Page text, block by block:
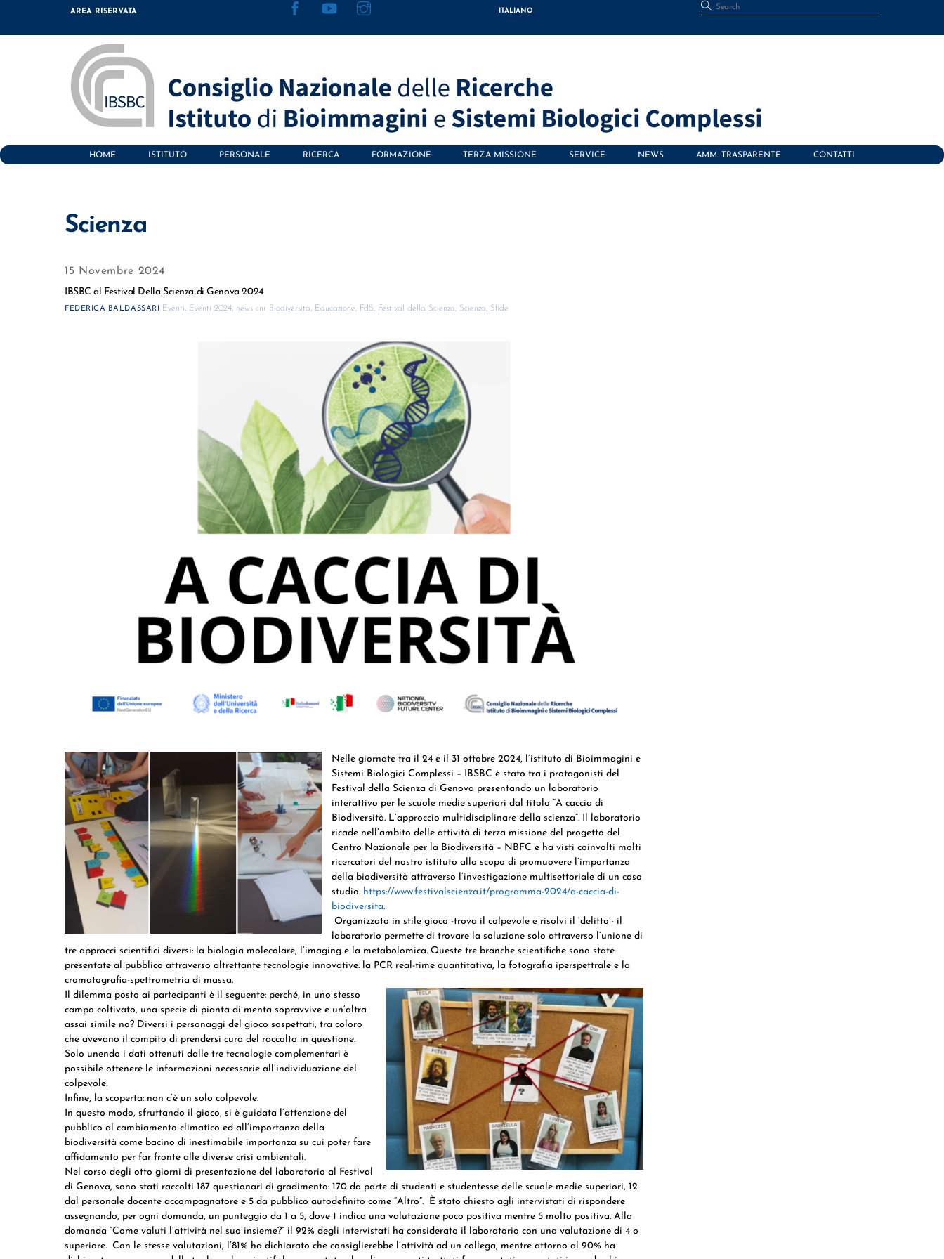
content
AREA RISERVATA ITALIANO
HOME ISTITUTO PERSONALE RICERCA FORMAZIONE TERZA MISSIONE SERVICE NEWS AMM. TRASPARENTE CONTATTI
Scienza
15 Novembre 2024
IBSBC al Festival Della Scienza di Genova 2024
FEDERICA BALDASSARI Eventi, Eventi 2024, news cnr Biodiversità, Educazione, FdS, Festival della Scienza, Scienza, Sfide
Nelle giornate tra il 24 e il 31 ottobre 2024, l’istituto di Bioimmagini e
Sistemi Biologici Complessi – IBSBC è stato tra i protagonisti del
Festival della Scienza di Genova presentando un laboratorio
interattivo per le scuole medie superiori dal titolo “A caccia di
Biodiversità. L’approccio multidisciplinare della scienza”. Il laboratorio
ricade nell’ambito delle attività di terza missione del progetto del
Centro Nazionale per la Biodiversità – NBFC e ha visti coinvolti molti
ricercatori del nostro istituto allo scopo di promuovere l’importanza
della biodiversità attraverso l’investigazione multisettoriale di un caso
studio. https://www.festivalscienza.it/programma-2024/a-caccia-di-
biodiversita.
Organizzato in stile gioco -trova il colpevole e risolvi il ‘delitto’- il
laboratorio permette di trovare la soluzione solo attraverso l’unione di
tre approcci scientifici diversi: la biologia molecolare, l’imaging e la metabolomica. Queste tre branche scientifiche sono state
presentate al pubblico attraverso altrettante tecnologie innovative: la PCR real-time quantitativa, la fotografia iperspettrale e la
cromatografia-spettrometria di massa.
Il dilemma posto ai partecipanti è il seguente: perché, in uno stesso
campo coltivato, una specie di pianta di menta sopravvive e un’altra
assai simile no? Diversi i personaggi del gioco sospettati, tra coloro
che avevano il compito di prendersi cura del raccolto in questione.
Solo unendo i dati ottenuti dalle tre tecnologie complementari è
possibile ottenere le informazioni necessarie all’individuazione del
colpevole.
Infine, la scoperta: non c’è un solo colpevole.
In questo modo, sfruttando il gioco, si è guidata l’attenzione del
pubblico al cambiamento climatico ed all’importanza della
biodiversità come bacino di inestimabile importanza su cui poter fare
affidamento per far fronte alle diverse crisi ambientali.
Nel corso degli otto giorni di presentazione del laboratorio al Festival
di Genova, sono stati raccolti 187 questionari di gradimento: 170 da parte di studenti e studentesse delle scuole medie superiori, 12
dal personale docente accompagnatore e 5 da pubblico autodefinito come “Altro”. È stato chiesto agli intervistati di rispondere
assegnando, per ogni domanda, un punteggio da 1 a 5, dove 1 indica una valutazione poco positiva mentre 5 molto positiva. Alla
domanda “Come valuti l’attività nel suo insieme?” il 92% degli intervistati ha considerato il laboratorio con una valutazione di 4 o
superiore. Con le stesse valutazioni, l’81% ha dichiarato che consiglierebbe l’attività ad un collega, mentre attorno al 90% ha